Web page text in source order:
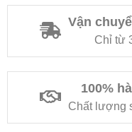
Vận
Chỉ từ
100%
Chất lượng